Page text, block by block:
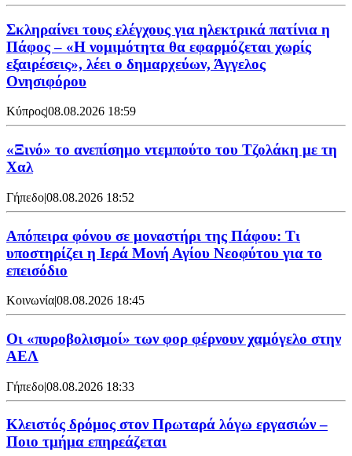
Σκληραίνει τους ελέγχους για ηλεκτρικά πατίνια η
Πάφος – «Η νομιμότητα θα εφαρμόζεται χωρίς
εξαιρέσεις», λέει ο δημαρχεύων, Άγγελος
Ονησιφόρου
Κύπρος|08.08.2026 18:59
«Ξινό» το ανεπίσημο ντεμπούτο του Τζολάκη με τη
Χαλ
Γήπεδο|08.08.2026 18:52
Απόπειρα φόνου σε μοναστήρι της Πάφου: Τι
υποστηρίζει η Ιερά Μονή Αγίου Νεοφύτου για το
επεισόδιο
Κοινωνία|08.08.2026 18:45
Οι «πυροβολισμοί» των φορ φέρνουν χαμόγελο στην
ΑΕΛ
Γήπεδο|08.08.2026 18:33
Κλειστός δρόμος στον Πρωταρά λόγω εργασιών –
Ποιο τμήμα επηρεάζεται